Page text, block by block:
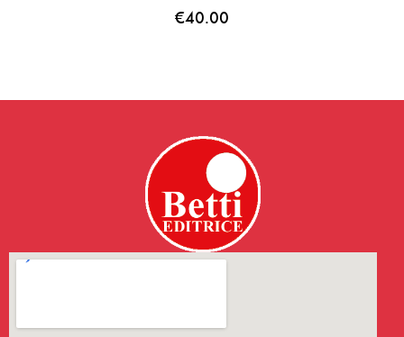
€40.00